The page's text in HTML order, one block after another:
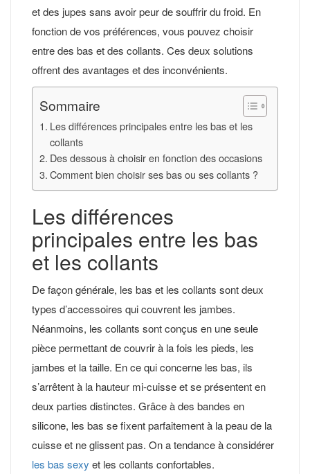
et des jupes sans avoir peur de souffrir du froid. En
fonction de vos préférences, vous pouvez choisir
entre des bas et des collants. Ces deux solutions
offrent des avantages et des inconvénients.
Sommaire
Les différences principales entre les bas et les
collants
Des dessous à choisir en fonction des occasions
Comment bien choisir ses bas ou ses collants ?
Les différences
principales entre les bas
et les collants
De façon générale, les bas et les collants sont deux
types d’accessoires qui couvrent les jambes.
Néanmoins, les collants sont conçus en une seule
pièce permettant de couvrir à la fois les pieds, les
jambes et la taille. En ce qui concerne les bas, ils
s’arrêtent à la hauteur mi-cuisse et se présentent en
deux parties distinctes. Grâce à des bandes en
silicone, les bas se fixent parfaitement à la peau de la
cuisse et ne glissent pas. On a tendance à considérer
les bas sexy et les collants confortables.